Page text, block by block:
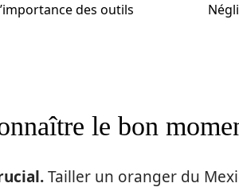
des outils
le bon
Tailler un oranger du